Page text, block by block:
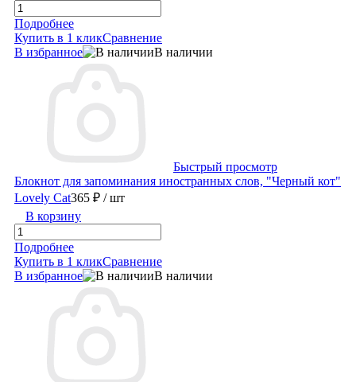
Подробнее
Купить в 1 кликСравнение
В избранное
В наличии
Быстрый просмотр
Блокнот для запоминания иностранных слов, "Черный кот"
Lovely Cat365 ₽ / шт
В корзину
Подробнее
Купить в 1 кликСравнение
В избранное
В наличии